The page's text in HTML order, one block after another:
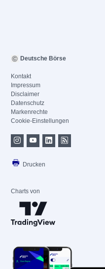
Deutsche Börse
Kontakt
Impressum
Disclaimer
Datenschutz
Markenrechte
Cookie-Einstellungen
Drucken
Charts von